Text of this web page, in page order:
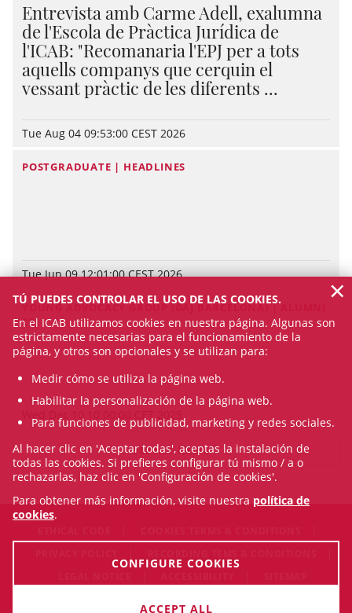
Entrevista amb Carme Adell, exalumna
de l'Escola de Pràctica Jurídica de
l'ICAB: "Recomanaria l'EPJ per a tots
aquells companys que cerquin el
vessant pràctic de les diferents ...
Tue Aug 04 09:53:00 CEST 2026
POSTGRADUATE | HEADLINES
Tue Jun 09 12:01:00 CEST 2026
YOUNG ADVOCACY GROUP (GAJ BARCELONA) | ALUMNI
EPJ
Wed Dec 10 10:00:00 CET 2025
SEE ALL NEWS
© Thu Aug 06 23:52:41 CEST 2026 Il·lustre Col·legi de
TÚ PUEDES CONTROLAR EL USO DE LAS COOKIES.
En el ICAB utilizamos cookies en nuestra página. Algunas son
estrictamente necesarias para el funcionamiento de la
página, y otros son opcionales y se utilizan para:
Medir cómo se utiliza la página web.
Habilitar la personalización de la página web.
Para funciones de publicidad, marketing y redes sociales.
Al hacer clic en 'Aceptar todas', aceptas la instalación de
todas las cookies. Si prefieres configurar tú mismo / a o
rechazarlas, haz clic en 'Configuración de cookies'.
Para obtener más información, visite nuestra política de
cookies.
CONFIGURE COOKIES
ACCEPT ALL
×